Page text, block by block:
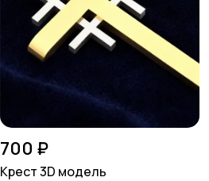
700 ₽
Крест 3D модель